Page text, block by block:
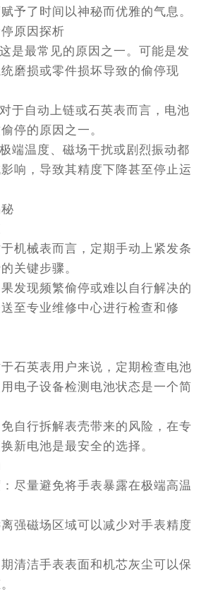
予了时间以神秘而优雅的气息。
原因探析
最常见的原因之一。可能是发
磨损或零件损坏导致的偷停现
自动上链或石英表而言，电池
停的原因之一。
温度、磁场干扰或剧烈振动都
响，导致其精度下降甚至停止运
械表而言，定期手动上紧发条
关键步骤。
现频繁偷停或难以自行解决的
至专业维修中心进行检查和修
英表用户来说，定期检查电池
电子设备检测电池状态是一个简
行拆解表壳带来的风险，在专
新电池是最安全的选择。
量避免将手表暴露在极端高温
磁场区域可以减少对手表精度
洁手表表面和机芯灰尘可以保